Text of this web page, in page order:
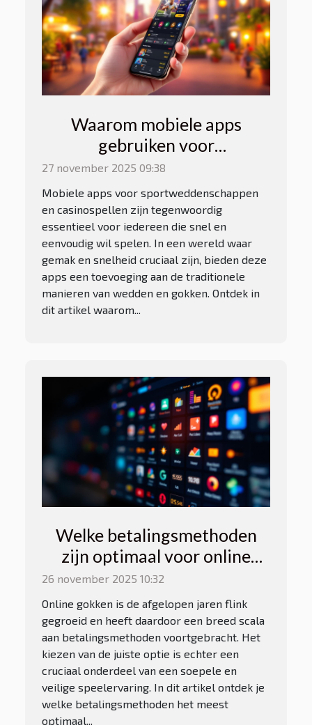
Waarom mobiele apps
gebruiken voor
sportweddenschappen en
casinospellen?
27 november 2025 09:38
Mobiele apps voor sportweddenschappen
en casinospellen zijn tegenwoordig
essentieel voor iedereen die snel en
eenvoudig wil spelen. In een wereld waar
gemak en snelheid cruciaal zijn, bieden deze
apps een toevoeging aan de traditionele
manieren van wedden en gokken. Ontdek in
dit artikel waarom...
Welke betalingsmethoden
zijn optimaal voor online
gokken?
26 november 2025 10:32
Online gokken is de afgelopen jaren flink
gegroeid en heeft daardoor een breed scala
aan betalingsmethoden voortgebracht. Het
kiezen van de juiste optie is echter een
cruciaal onderdeel van een soepele en
veilige speelervaring. In dit artikel ontdek je
welke betalingsmethoden het meest
optimaal...